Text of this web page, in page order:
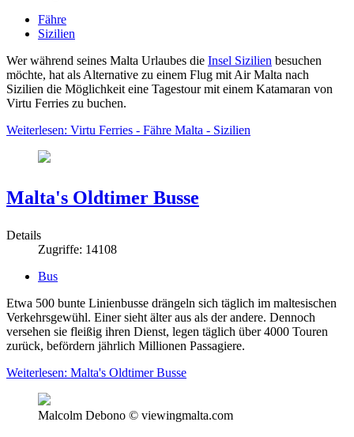
Fähre
Sizilien
Wer während seines Malta Urlaubes die Insel Sizilien besuchen
möchte, hat als Alternative zu einem Flug mit Air Malta nach
Sizilien die Möglichkeit eine Tagestour mit einem Katamaran von
Virtu Ferries zu buchen.
Weiterlesen: Virtu Ferries - Fähre Malta - Sizilien
Malta's Oldtimer Busse
Details
Zugriffe: 14108
Bus
Etwa 500 bunte Linienbusse drängeln sich täglich im maltesischen
Verkehrsgewühl. Einer sieht älter aus als der andere. Dennoch
versehen sie fleißig ihren Dienst, legen täglich über 4000 Touren
zurück, befördern jährlich Millionen Passagiere.
Weiterlesen: Malta's Oldtimer Busse
Malcolm Debono © viewingmalta.com